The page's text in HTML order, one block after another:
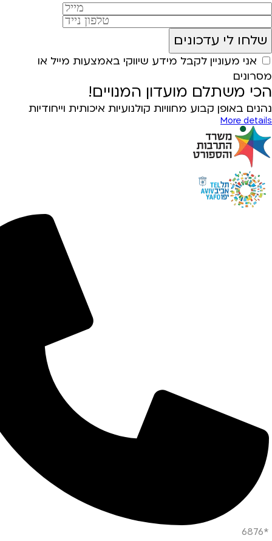
אני מעוניין לקבל מידע שיווקי באמצעות מייל או
מסרונים
הכי משתלם מועדון המנויים!
נהנים באופן קבוע מחוויות קולנועיות איכותית וייחודיות
More details
*6876